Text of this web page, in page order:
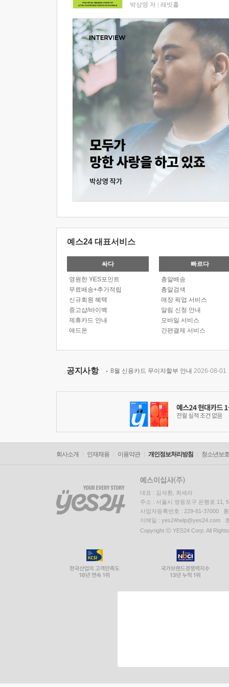
박상영 저 래빗홀
예스24 대표서비스
싸다
영원한 YES포인트
무료배송+추가적립
신규회원 혜택
중고샵/바이백
제휴카드 안내
애드온
빠르다
총알배송
총알검색
매장 픽업 서비스
알림 신청 안내
모바일 서비스
간편결제 서비스
공지사항 8월 신용카드 무이자할부 안내 2026-08-01
회사소개 인재채용 이용약관 개인정보처리방침 청소년보
대표 : 김석환, 최세라
주소 : 서울시 영등포구 은행로 11,
사업자등록번호 : 229-81-37000
이메일 : yes24help@yes24.com
Copyright ⓒ YES24 Corp. All